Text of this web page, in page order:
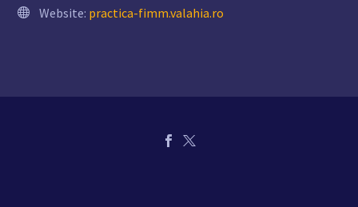
Website: practica-fimm.valahia.ro